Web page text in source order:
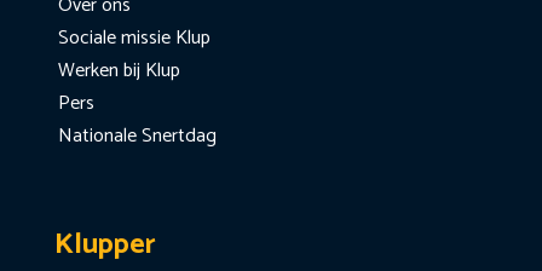
Sociale missie Klup
Werken bij Klup
Pers
Nationale Snertdag
Klupper